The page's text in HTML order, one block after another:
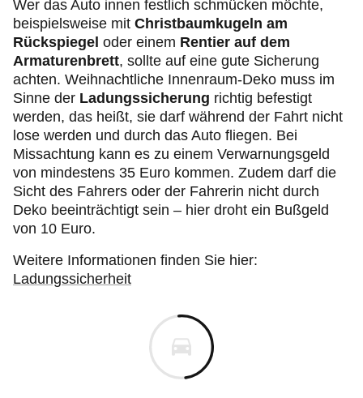
Wer das Auto innen festlich schmücken möchte,
beispielsweise mit Christbaumkugeln am
Rückspiegel oder einem Rentier auf dem
Armaturenbrett, sollte auf eine gute Sicherung
achten. Weihnachtliche Innenraum-Deko muss im
Sinne der Ladungssicherung richtig befestigt
werden, das heißt, sie darf während der Fahrt nicht
lose werden und durch das Auto fliegen. Bei
Missachtung kann es zu einem Verwarnungsgeld
von mindestens 35 Euro kommen. Zudem darf die
Sicht des Fahrers oder der Fahrerin nicht durch
Deko beeinträchtigt sein – hier droht ein Bußgeld
von 10 Euro.
Weitere Informationen finden Sie hier:
Ladungssicherheit